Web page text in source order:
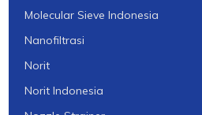
Molecular Sieve Indonesia
Nanofiltrasi
Norit
Norit Indonesia